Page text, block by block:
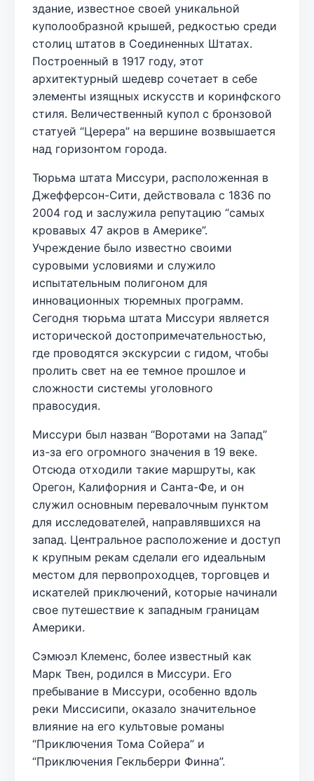
здание, известное своей уникальной
куполообразной крышей, редкостью среди
столиц штатов в Соединенных Штатах.
Построенный в 1917 году, этот
архитектурный шедевр сочетает в себе
элементы изящных искусств и коринфского
стиля. Величественный купол с бронзовой
статуей “Церера” на вершине возвышается
над горизонтом города.
Тюрьма штата Миссури, расположенная в
Джефферсон-Сити, действовала с 1836 по
2004 год и заслужила репутацию “самых
кровавых 47 акров в Америке”.
Учреждение было известно своими
суровыми условиями и служило
испытательным полигоном для
инновационных тюремных программ.
Сегодня тюрьма штата Миссури является
исторической достопримечательностью,
где проводятся экскурсии с гидом, чтобы
пролить свет на ее темное прошлое и
сложности системы уголовного
правосудия.
Миссури был назван “Воротами на Запад”
из-за его огромного значения в 19 веке.
Отсюда отходили такие маршруты, как
Орегон, Калифорния и Санта-Фе, и он
служил основным перевалочным пунктом
для исследователей, направлявшихся на
запад. Центральное расположение и доступ
к крупным рекам сделали его идеальным
местом для первопроходцев, торговцев и
искателей приключений, которые начинали
свое путешествие к западным границам
Америки.
Сэмюэл Клеменс, более известный как
Марк Твен, родился в Миссури. Его
пребывание в Миссури, особенно вдоль
реки Миссисипи, оказало значительное
влияние на его культовые романы
“Приключения Тома Сойера” и
“Приключения Гекльберри Финна”.